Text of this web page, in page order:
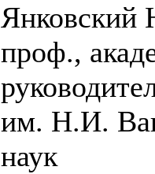
Янковский
проф.,
им. Н.И.
наук